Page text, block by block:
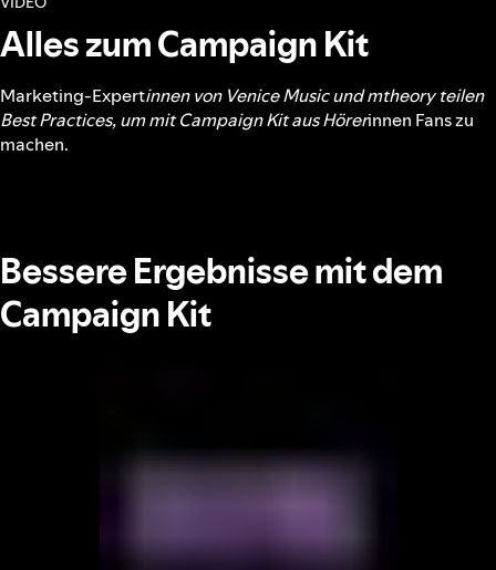
Alles zum Campaign Kit
Marketing-Expertinnen von Venice Music und mtheory teilen
Best Practices, um mit Campaign Kit aus Hörerinnen Fans zu
machen.
Bessere Ergebnisse mit dem
Campaign Kit